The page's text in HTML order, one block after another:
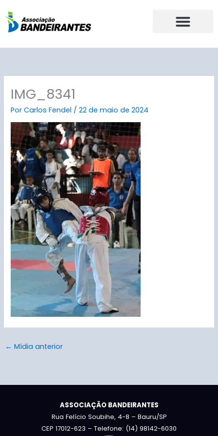
para
IMG_8341
PorCarlos Fendel /22 de maio de 2024
← Mídia anterior
ASSOCIAÇÃO BANDEIRANTES
Rua Felício Soubihe, 4-8 – Bauru/SP
CEP 17012-623 – Telefone: (14) 98142-6030